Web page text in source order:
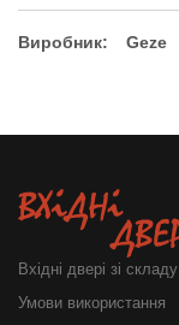
Виробник: Geze
Вхідні двері зі складу
Умови використання